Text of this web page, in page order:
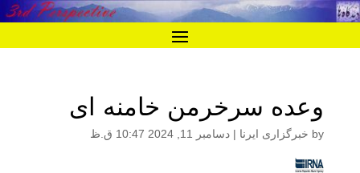
وعده سرخرمن خامنه ای
by خبرگزاری ایرنا | دسامبر 11, 2024 10:47 ق.ظ